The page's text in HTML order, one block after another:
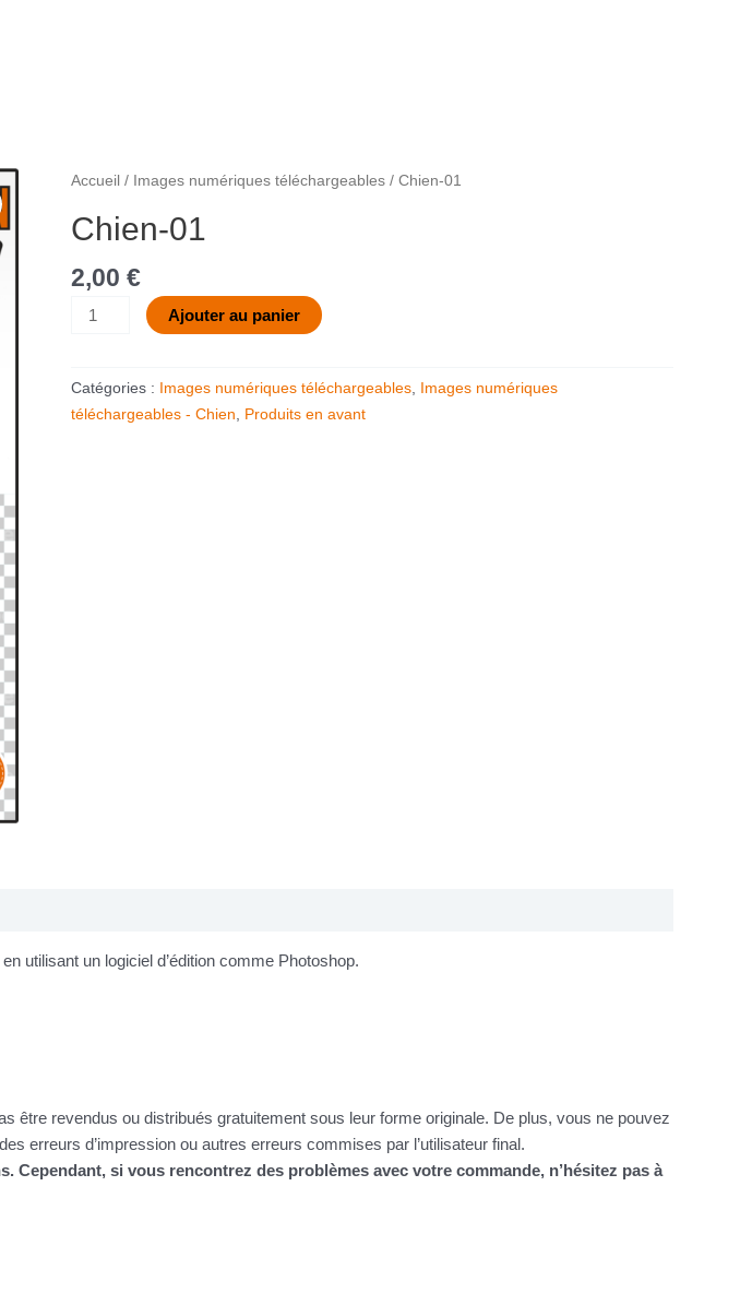
Accueil / Images numériques téléchargeables / Chien-01
Chien-01
2,00 €
quantité
Chien-
Ajouter au panier
Catégories : Images numériques téléchargeables,
Images numériques
téléchargeables - Chien, Produits en avant
utilisant un logiciel d’édition comme Photoshop.
être revendus ou distribués gratuitement sous leur forme originale. De plus, vous ne pouvez
erreurs d’impression ou autres erreurs commises par l’utilisateur final.
si vous rencontrez des problèmes avec votre commande, n’hésitez pas à